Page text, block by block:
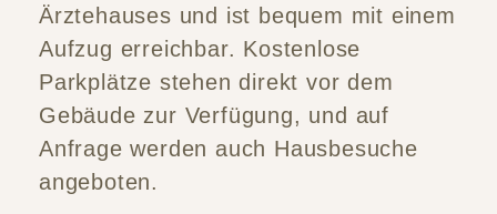
Ärztehauses und ist bequem mit einem
Aufzug erreichbar. Kostenlose
Parkplätze stehen direkt vor dem
Gebäude zur Verfügung, und auf
Anfrage werden auch Hausbesuche
angeboten.